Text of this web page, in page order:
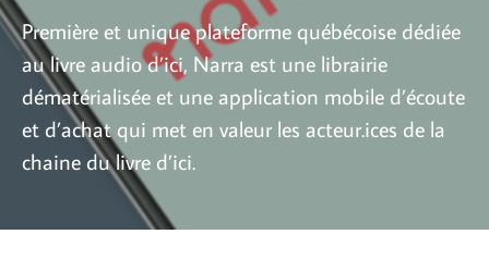
Première et unique plateforme québécoise dédiée
au livre audio d’ici, Narra est une librairie
dématérialisée et une application mobile d’écoute
et d’achat qui met en valeur les acteur.ices de la
chaine du livre d’ici.